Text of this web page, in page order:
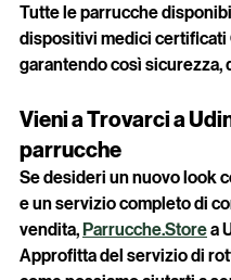
Supporto continuo per
Tutte le parrucche
dispositivi medici certificati
Vieni a Trovarci a
parrucche
Se desideri un nuovo look
e un servizio completo di
vendita, Parrucche.Store a